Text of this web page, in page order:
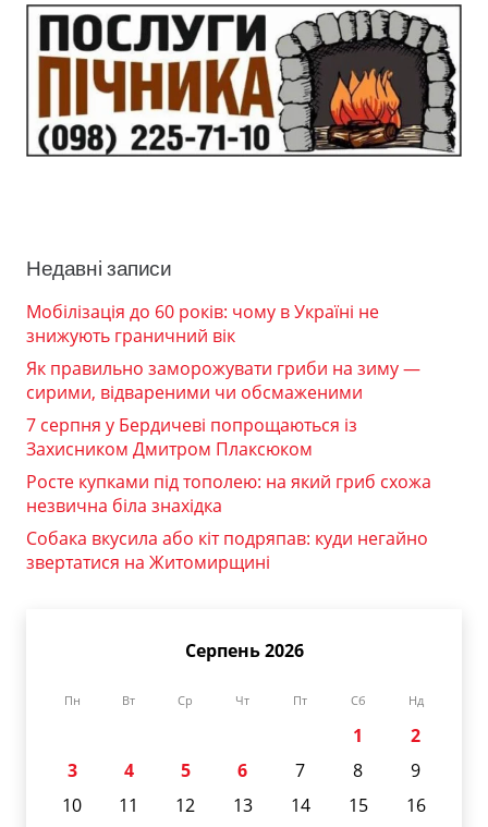
Недавні записи
Мобілізація до 60 років: чому в Україні не
знижують граничний вік
Як правильно заморожувати гриби на зиму —
сирими, відвареними чи обсмаженими
7 серпня у Бердичеві попрощаються із
Захисником Дмитром Плаксюком
Росте купками під тополею: на який гриб схожа
незвична біла знахідка
Собака вкусила або кіт подряпав: куди негайно
звертатися на Житомирщині
Серпень 2026
Пн Вт Ср Чт Пт Сб Нд
1
2
3
4 5 6 7 8
9
10
11 12 13 14 15
16